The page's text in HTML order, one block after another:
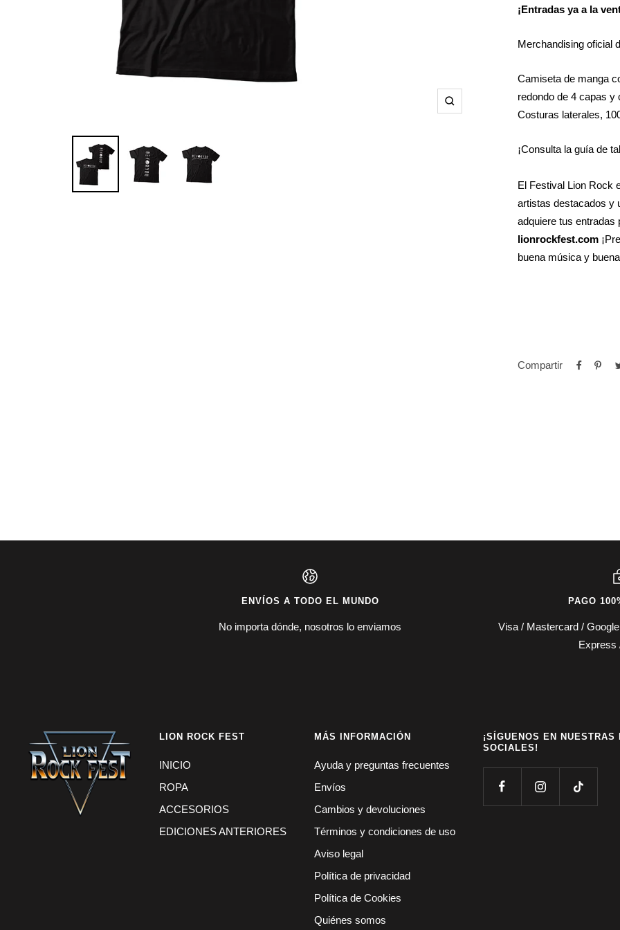
Zoom
¡Entradas ya a la
Merchandising oficial
Camiseta de manga
redondo de 4 capas
Costuras laterales,
¡Consulta la guía de
El Festival Lion Rock
artistas destacados y
adquiere tus entradas
lionrockfest.com
buena música y
Compartir
ENVÍOS A TODO EL MUNDO
No importa dónde, nosotros lo enviamos
PAGO
Visa / Mastercard /
Express
LION ROCK FEST
INICIO
ROPA
ACCESORIOS
EDICIONES ANTERIORES
MÁS INFORMACIÓN
Ayuda y preguntas frecuentes
Envíos
Cambios y devoluciones
Términos y condiciones de uso
Aviso legal
Política de privacidad
Política de Cookies
Quiénes somos
¡SÍGUENOS EN NUESTRAS
SOCIALES!